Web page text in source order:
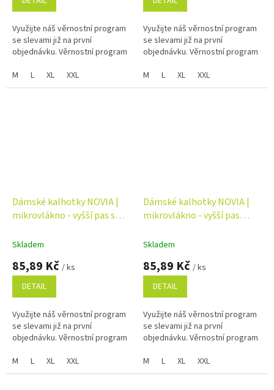
Využijte náš věrnostní program
se slevami již na první
objednávku. Věrnostní program
M
L XL XXL
Využijte náš věrnostní program
se slevami již na první
objednávku. Věrnostní program
M
L XL XXL
Dámské kalhotky NOVIA |
mikrovlákno - vyšší pas s
bílá
Skladem
85,89 Kč / ks
DETAIL
Využijte náš věrnostní program
se slevami již na první
objednávku. Věrnostní program
M
L XL XXL
Dámské kalhotky NOVIA |
mikrovlákno - vyšší pas
Skladem
85,89 Kč / ks
DETAIL
Využijte náš věrnostní program
se slevami již na první
objednávku. Věrnostní program
M
L XL XXL